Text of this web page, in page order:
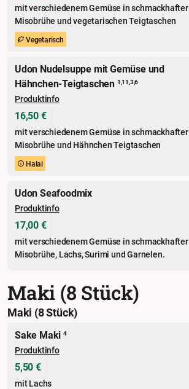
mit verschiedenem Gemüse in schmackhafter
Misobrühe und vegetarischen Teigtaschen
Vegetarisch
Udon Nudelsuppe mit Gemüse und
Hähnchen-Teigtaschen 1,11,3,6
Produktinfo
16,50 €
mit verschiedenem Gemüse in schmackhafter
Misobrühe und Hähnchen Teigtaschen
Halal
Udon Seafoodmix
Produktinfo
17,00 €
mit verschiedenem Gemüse in schmackhafter
Misobrühe, Lachs, Surimi und Garnelen.
Maki (8 Stück)
Maki (8 Stück)
Sake Maki 4
Produktinfo
5,50 €
mit Lachs